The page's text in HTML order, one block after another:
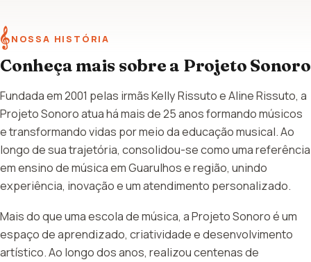
𝄞NOSSA HISTÓRIA
Conheça mais sobre a Projeto Sonoro
Fundada em 2001 pelas irmãs Kelly Rissuto e Aline Rissuto, a
Projeto Sonoro atua há mais de 25 anos formando músicos
e transformando vidas por meio da educação musical. Ao
longo de sua trajetória, consolidou-se como uma referência
em ensino de música em Guarulhos e região, unindo
experiência, inovação e um atendimento personalizado.
Mais do que uma escola de música, a Projeto Sonoro é um
espaço de aprendizado, criatividade e desenvolvimento
artístico. Ao longo dos anos, realizou centenas de